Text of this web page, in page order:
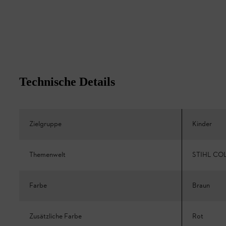
Technische Details
Zielgruppe Kinder
Themenwelt STIHL
Farbe Braun
Zusätzliche Farbe Rot